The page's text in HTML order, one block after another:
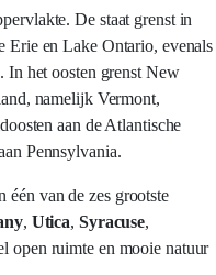
De staat grenst in
Erie en Lake Ontario, evenals
In het oosten grenst New
namelijk Vermont,
aan de Atlantische
Pennsylvania.
van de zes grootste
, Utica, Syracuse,
open ruimte en mooie natuur